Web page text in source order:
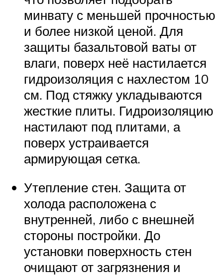
минвату с меньшей прочностью
и более низкой ценой. Для
защиты базальтовой ваты от
влаги, поверх неё настилается
гидроизоляция с нахлестом 10
см. Под стяжку укладываются
жесткие плиты. Гидроизоляцию
настилают под плитами, а
поверх устраивается
армирующая сетка.
Утепление стен. Защита от
холода расположена с
внутренней, либо с внешней
стороны постройки. До
установки поверхность стен
очищают от загрязнения и